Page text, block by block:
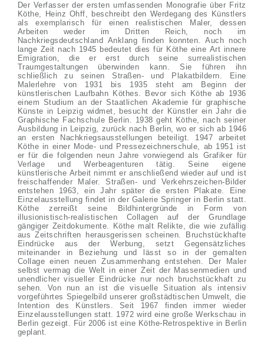
Der Verfasser der ersten umfassenden Monografie über Fritz
Köthe, Heinz Ohff, beschreibt den Werdegang des Künstlers
als exemplarisch für einen realistischen Maler, dessen
Arbeiten weder im Dritten Reich, noch im
Nachkriegsdeutschland Anklang finden konnten. Auch noch
lange Zeit nach 1945 bedeutet dies für Köthe eine Art innere
Emigration, die er erst durch seine surrealistischen
Traumgestaltungen überwinden kann. Sie führen ihn
schließlich zu seinen Straßen- und Plakatbildern. Eine
Malerlehre von 1931 bis 1935 steht am Beginn der
künstlerischen Laufbahn Köthes. Bevor sich Köthe ab 1936
einem Studium an der Staatlichen Akademie für graphische
Künste in Leipzig widmet, besucht der Künstler ein Jahr die
Graphische Fachschule Berlin. 1938 geht Köthe, nach seiner
Ausbildung in Leipzig, zurück nach Berlin, wo er sich ab 1946
an ersten Nachkriegsausstellungen beteiligt. 1947 arbeitet
Köthe in einer Mode- und Pressezeichnerschule, ab 1951 ist
er für die folgenden neun Jahre vorwiegend als Grafiker für
Verlage und Werbeagenturen tätig. Seine eigene
künstlerische Arbeit nimmt er anschließend wieder auf und ist
freischaffender Maler. Straßen- und Verkehrszeichen-Bilder
entstehen 1963, ein Jahr später die ersten Plakate. Eine
Einzelausstellung findet in der Galerie Springer in Berlin statt.
Köthe zerreißt seine Bildhintergründe in Form von
illusionistisch-realistischen Collagen auf der Grundlage
gängiger Zeitdokumente. Köthe malt Relikte, die wie zufällig
aus Zeitschriften herausgerissen scheinen. Bruchstückhafte
Eindrücke aus der Werbung, setzt Gegensätzliches
miteinander in Beziehung und lässt so in der gemalten
Collage einen neuen Zusammenhang entstehen. Der Maler
selbst vermag die Welt in einer Zeit der Massenmedien und
unendlicher visueller Eindrücke nur noch bruchstückhaft zu
sehen. Von nun an ist die visuelle Situation als intensiv
vorgeführtes Spiegelbild unserer großstädtischen Umwelt, die
Intention des Künstlers. Seit 1967 finden immer wieder
Einzelausstellungen statt. 1972 wird eine große Werkschau in
Berlin gezeigt. Für 2006 ist eine Köthe-Retrospektive in Berlin
geplant.